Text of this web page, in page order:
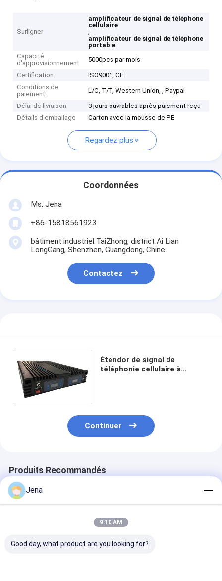
Surligner
amplificateur de signal de téléphone
cellulaire
,
amplificateur de signal de téléphone
portable
Capacité
d'approvisionnement
5000pcs par mois
Certification
ISO9001, CE
Conditions de
paiement
L/C, T/T, Western Union, , Paypal
Délai de livraison
3 jours ouvrables après paiement reçu
Détails d'emballage
Carton avec la mousse de PE
Regardez plus
Coordonnées
Ms. Jena
+86-15818561923
bâtiment industriel TaiZhong, district Ai Lian
LongGang, Shenzhen, Guangdong, Chine
Contactez
Étendor de signal de
téléphonie cellulaire à
Continuer
Produits Recommandés
Jena
9:10 AM
Good day, what product are you looking for?